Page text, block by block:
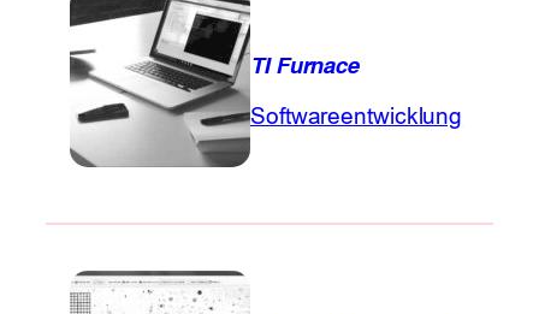
TI Furnace
Softwareentwicklung